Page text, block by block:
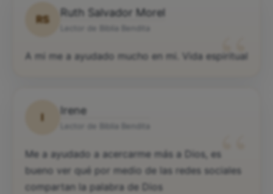
RS
Ruth Salvador Morel
“
A mi me a ayudado mucho en mi. Vida espiritual
I
Irene
“
Me a ayudado a acercarme más a Dios, es
bueno ver qué por medio de las redes sociales
compartan la palabra de Dios